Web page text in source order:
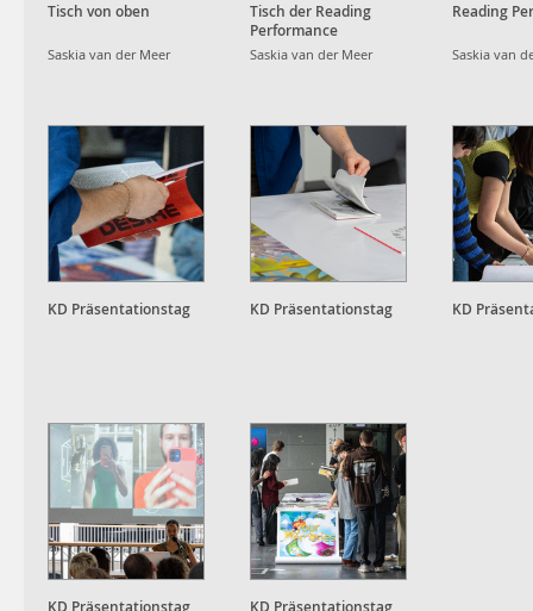
Tisch von oben
Saskia van der Meer
Tisch der Reading
Performance
Saskia van der Meer
Reading
Saskia van
KD Präsentationstag KD Präsentationstag KD
KD Präsentationstag KD Präsentationstag